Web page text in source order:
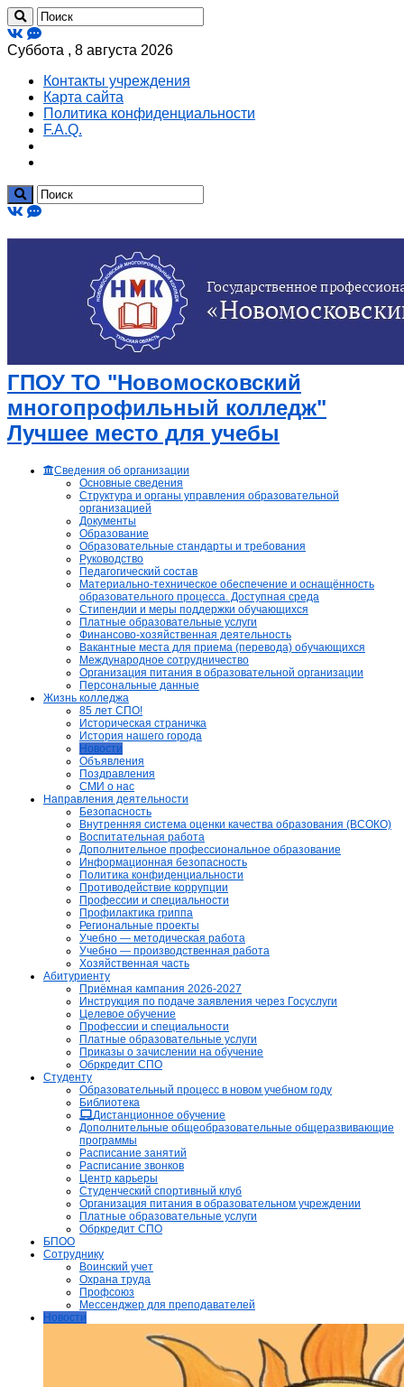
Суббота , 8 августа 2026
Контакты учреждения
Карта сайта
Политика конфиденциальности
F.A.Q.
ГПОУ ТО "Новомосковский
многопрофильный колледж"
Лучшее место для учебы
Сведения об организации
Основные сведения
Структура и органы управления образовательной
организацией
Документы
Образование
Образовательные стандарты и требования
Руководство
Педагогический состав
Материально-техническое обеспечение и оснащённость
образовательного процесса. Доступная среда
Стипендии и меры поддержки обучающихся
Платные образовательные услуги
Финансово-хозяйственная деятельность
Вакантные места для приема (перевода) обучающихся
Международное сотрудничество
Организация питания в образовательной организации
Персональные данные
Жизнь колледжа
85 лет СПО!
Историческая страничка
История нашего города
Новости
Объявления
Поздравления
СМИ о нас
Направления деятельности
Безопасность
Внутренняя система оценки качества образования (ВСОКО)
Воспитательная работа
Дополнительное профессиональное образование
Информационная безопасность
Политика конфиденциальности
Противодействие коррупции
Профессии и специальности
Профилактика гриппа
Региональные проекты
Учебно — методическая работа
Учебно — производственная работа
Хозяйственная часть
Абитуриенту
Приёмная кампания 2026-2027
Инструкция по подаче заявления через Госуслуги
Целевое обучение
Профессии и специальности
Платные образовательные услуги
Приказы о зачислении на обучение
Обркредит СПО
Студенту
Образовательный процесс в новом учебном году
Библиотека
Дистанционное обучение
Дополнительные общеобразовательные общеразвивающие
программы
Расписание занятий
Расписание звонков
Центр карьеры
Студенческий спортивный клуб
Организация питания в образовательном учреждении
Платные образовательные услуги
Обркредит СПО
БПОО
Сотруднику
Воинский учет
Охрана труда
Профсоюз
Мессенджер для преподавателей
Новости